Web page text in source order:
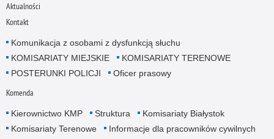
Aktualności
Kontakt
Komunikacja z osobami z dysfunkcją słuchu
KOMISARIATY MIEJSKIE
KOMISARIATY TERENOWE
POSTERUNKI POLICJI
Oficer prasowy
Komenda
Kierownictwo KMP Struktura
Komisariaty Białystok
Komisariaty Terenowe
Informacje dla pracowników cywilnych